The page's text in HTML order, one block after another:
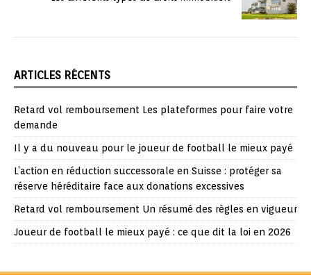
ARTICLES RÉCENTS
Retard vol remboursement Les plateformes pour faire votre
demande
Il y a du nouveau pour le joueur de football le mieux payé
L’action en réduction successorale en Suisse : protéger sa
réserve héréditaire face aux donations excessives
Retard vol remboursement Un résumé des règles en vigueur
Joueur de football le mieux payé : ce que dit la loi en 2026